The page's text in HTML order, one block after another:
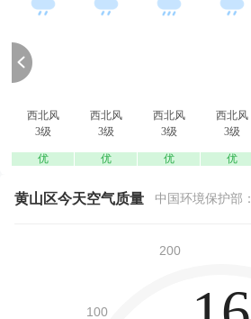
西北风
3级
优
西北风
3级
优
西北风
3级
优
西北风
3级
优
黄山区今天空气质量 中国环境保护部：